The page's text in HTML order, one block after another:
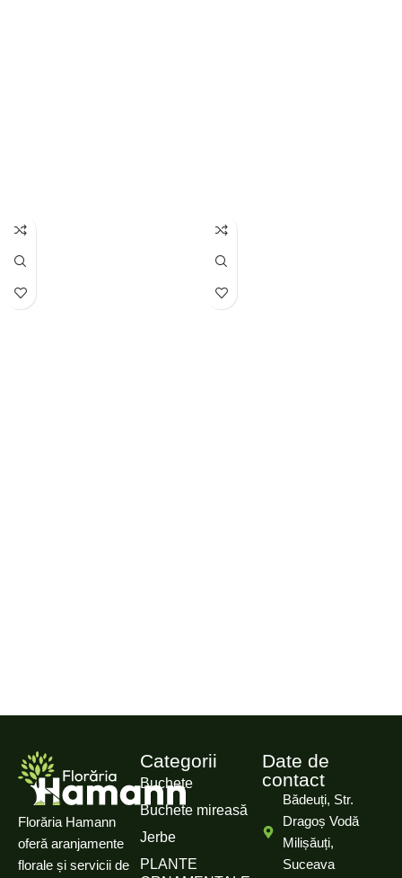
Florăria Hamann
oferă aranjamente
florale și servicii de
Categorii
Buchete
Buchete mireasă
Jerbe
PLANTE
Date de
contact
Bădeuți, Str.
Dragoș Vodă
Milișăuți,
Suceava